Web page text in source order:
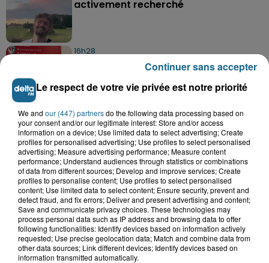
activement recherché
16h28
Foot, Boulogne-sur-Mer : Grégory Thil,
un directeur sportif à...
15h06
Hand : Dunkerque face à l'élite pour
préparer la saison du renouveau
14h58
Incendie à La Brasserie de Saint-Omer
: 80 personnes évacuées
Le respect de votre vie privée est notre priorité
We and our (447) partnersdo the following data processing based on
your consent and/or our legitimate interest: Store and/or access
information on a device; Use limited data to select advertising; Create
profiles for personalised advertising; Use profiles to select personalised
advertising; Measure advertising performance; Measure content
performance; Understand audiences through statistics or combinations
of data from different sources; Develop and improve services; Create
profiles to personalise content; Use profiles to select personalised
content; Use limited data to select content; Ensure security, prevent and
detect fraud, and fix errors; Deliver and present advertising and content;
Save and communicate privacy choices. These technologies may
process personal data such as IP address and browsing data to offer
following functionalities: Identify devices based on information actively
requested; Use precise geolocation data; Match and combine data from
other data sources; Link different devices; Identify devices based on
information transmitted automatically.
Continuer sans accepter